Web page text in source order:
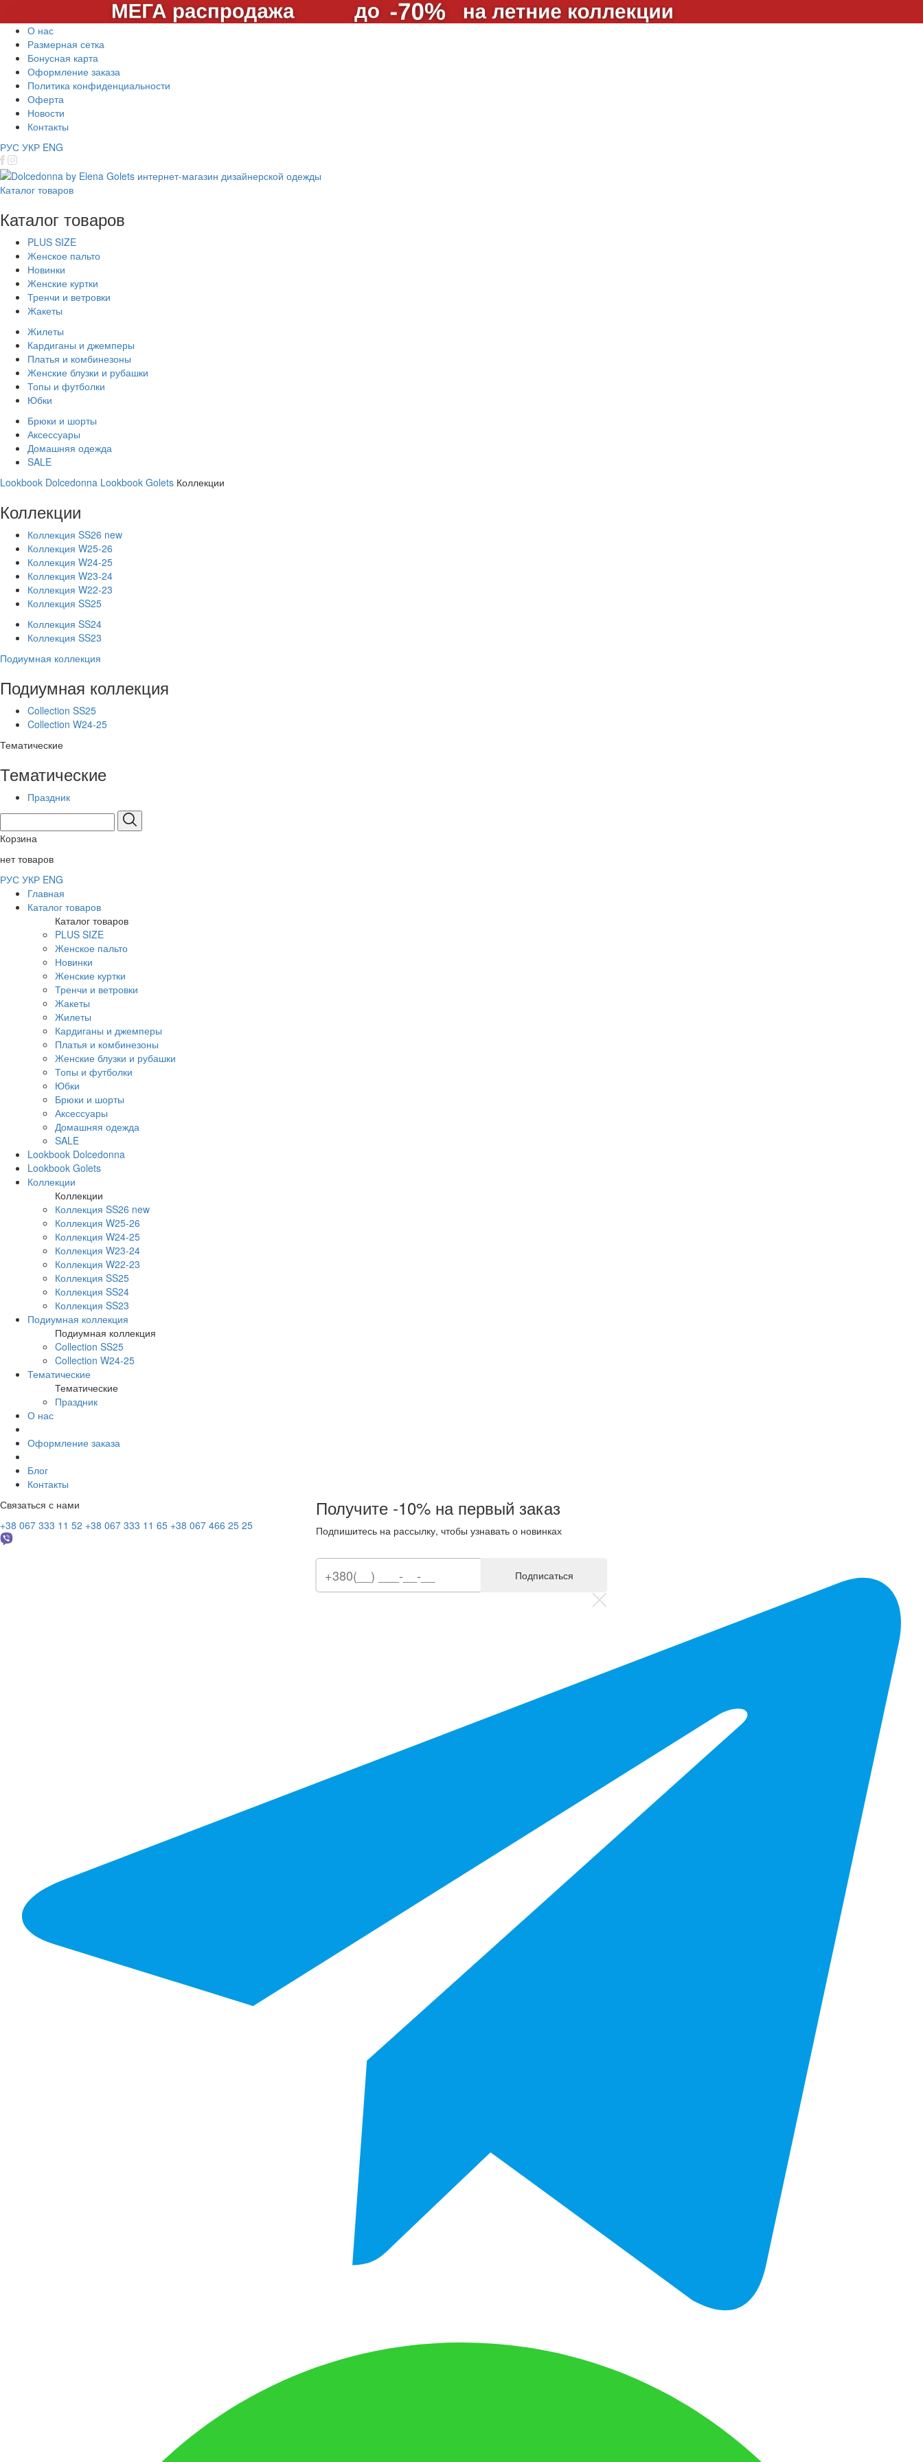
О нас
Размерная сетка
Бонусная карта
Оформление заказа
Политика конфиденциальности
Оферта
Новости
Контакты
РУС УКР ENG
Каталог товаров
Каталог товаров
PLUS SIZE
Женское пальто
Новинки
Женские куртки
Тренчи и ветровки
Жакеты
Жилеты
Кардиганы и джемперы
Платья и комбинезоны
Женские блузки и рубашки
Топы и футболки
Юбки
Брюки и шорты
Аксессуары
Домашняя одежда
SALE
Lookbook Dolcedonna Lookbook Golets Коллекции
Коллекции
Коллекция SS26 new
Коллекция W25-26
Коллекция W24-25
Коллекция W23-24
Коллекция W22-23
Коллекция SS25
Коллекция SS24
Коллекция SS23
Подиумная коллекция
Подиумная коллекция
Collection SS25
Collection W24-25
Тематические
Тематические
Праздник
Корзина
нет товаров
РУС УКР ENG
Главная
Каталог товаров
Каталог товаров
PLUS SIZE
Женское пальто
Новинки
Женские куртки
Тренчи и ветровки
Жакеты
Жилеты
Кардиганы и джемперы
Платья и комбинезоны
Женские блузки и рубашки
Топы и футболки
Юбки
Брюки и шорты
Аксессуары
Домашняя одежда
SALE
Lookbook Dolcedonna
Lookbook Golets
Коллекции
Коллекции
Коллекция SS26 new
Коллекция W25-26
Коллекция W24-25
Коллекция W23-24
Коллекция W22-23
Коллекция SS25
Коллекция SS24
Коллекция SS23
Подиумная коллекция
Подиумная коллекция
Collection SS25
Collection W24-25
Тематические
Тематические
Праздник
О нас
Оформление заказа
Блог
Контакты
Связаться с нами
+38 067 333 11 52 +38 067 333 11 65 +38 067 466 25 25
Получите -10% на первый заказ
Подпишитесь на рассылку, чтобы узнавать о новинках
Подписаться